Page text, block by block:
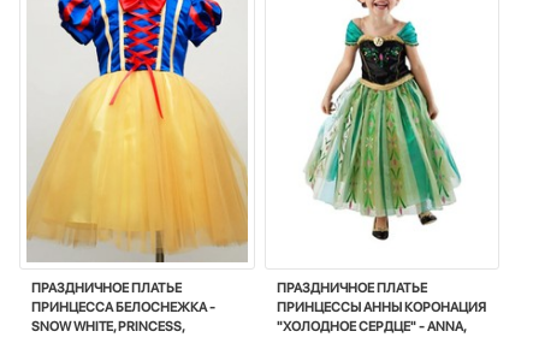
ПРАЗДНИЧНОЕ ПЛАТЬЕ
ПРИНЦЕССА БЕЛОСНЕЖКА -
SNOW WHITE, PRINCESS,
ПРАЗДНИЧНОЕ ПЛАТЬЕ
ПРИНЦЕССЫ АННЫ КОРОНАЦИЯ
"ХОЛОДНОЕ СЕРДЦЕ" - ANNA,